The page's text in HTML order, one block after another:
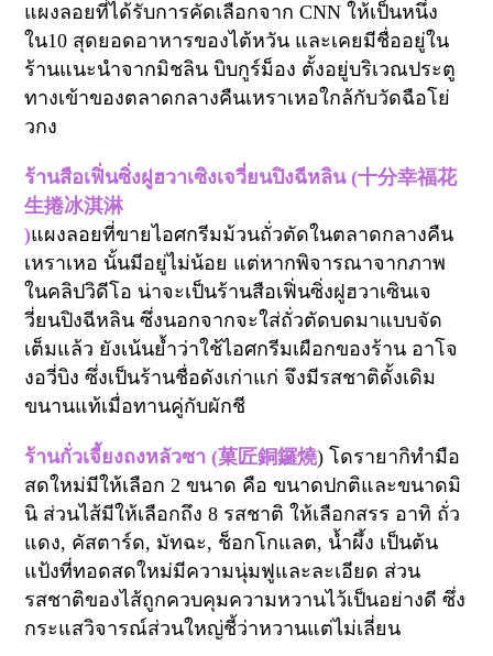
แผงลอยที่ได้รับการคัดเลือกจากCNNให้เป็นหนึ่ง
ใน10 สุดยอดอาหารของไต้หวัน และเคยมีชื่ออยู่ใน
ร้านแนะนำจากมิชลิน บิบกูร์ม็อง ตั้งอยู่บริเวณประตู
ทางเข้าของตลาดกลางคืนเหราเหอใกล้กับวัดฉือโย่
วกง
ร้านสือเฟิ่นซิ่งฝูฮวาเซิงเจวี่ยนปิงฉีหลิน (十分幸福花
生捲冰淇淋
)แผงลอยที่ขายไอศกรีมม้วนถั่วตัดในตลาดกลางคืน
เหราเหอ นั้นมีอยู่ไม่น้อย แต่หากพิจารณาจากภาพ
ในคลิปวิดีโอ น่าจะเป็นร้านสือเฟิ่นซิ่งฝูฮวาเซินเจ
วี่ยนปิงฉีหลิน ซึ่งนอกจากจะใส่ถั่วตัดบดมาแบบจัด
เต็มแล้ว ยังเน้นย้ำว่าใช้ไอศกรีมเผือกของร้าน อาโจ
งอวี่บิง ซึ่งเป็นร้านชื่อดังเก่าแก่ จึงมีรสชาติดั้งเดิม
ขนานแท้เมื่อทานคู่กับผักชี
ร้านกั่วเจี้ยงถงหลัวซา (菓匠銅鑼燒) โดรายากิทำมือ
สดใหม่มีให้เลือก2 ขนาด คือ ขนาดปกติและขนาดมิ
นิ ส่วนไส้มีให้เลือกถึง8 รสชาติ ให้เลือกสรร อาทิ ถั่ว
แดง, คัสตาร์ด, มัทฉะ, ช็อกโกแลต, น้ำผึ้ง เป็นต้น
แป้งที่ทอดสดใหม่มีความนุ่มฟูและละเอียด ส่วน
รสชาติของไส้ถูกควบคุมความหวานไว้เป็นอย่างดี ซึ่ง
กระแสวิจารณ์ส่วนใหญ่ชี้ว่าหวานแต่ไม่เลี่ยน